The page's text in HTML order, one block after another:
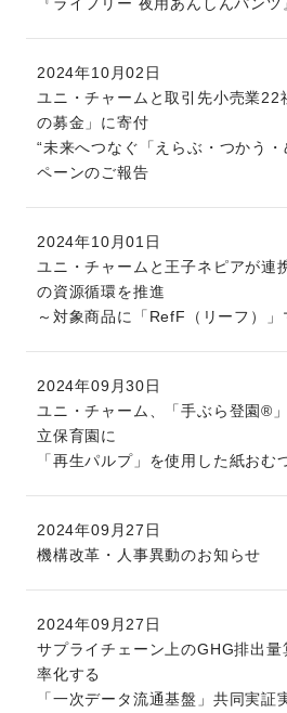
2024年10月02日
ユニ・チャームと取引先小売業22
の募金」に寄付
“未来へつなぐ「えらぶ・つかう
ペーンのご報告
2024年10月01日
ユニ・チャームと王子ネピアが連
の資源循環を推進
～対象商品に「RefF（リーフ）」
2024年09月30日
ユニ・チャーム、「手ぶら登園®
立保育園に
「再生パルプ」を使用した紙おむ
2024年09月27日
機構改革・人事異動のお知らせ
2024年09月27日
サプライチェーン上のGHG排出
率化する
「一次データ流通基盤」共同実証